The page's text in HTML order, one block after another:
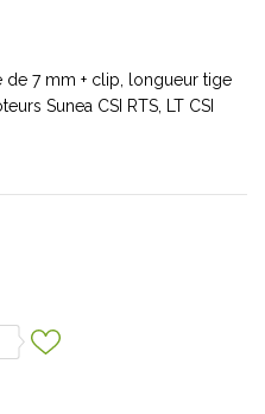
7 mm + clip, longueur tige
Sunea CSI RTS, LT CSI